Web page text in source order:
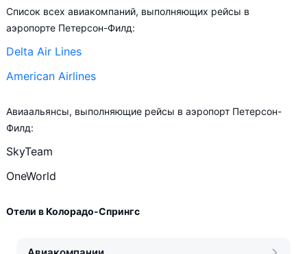
Список всех авиакомпаний, выполняющих рейсы в
аэропорте Петерсон-Филд:
Delta Air Lines
American Airlines
Авиаальянсы, выполняющие рейсы в аэропорт Петерсон-
Филд:
SkyTeam
OneWorld
Отели в Колорадо-Спрингс